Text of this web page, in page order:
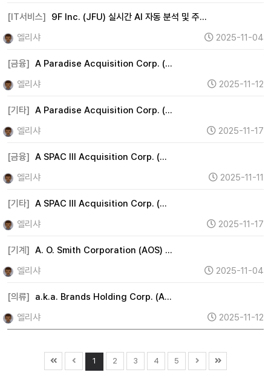
[IT서비스]
9F Inc. (JFU) 실시간 AI 자동 분석 및 주…
엘리샤
2025-11-04
[금융] A Paradise Acquisition Corp. (…
엘리샤
2025-11-12
[기타] A Paradise Acquisition Corp. (…
엘리샤
2025-11-17
[금융] A SPAC III Acquisition Corp. (…
엘리샤
2025-11-11
[기타] A SPAC III Acquisition Corp. (…
엘리샤
2025-11-17
[기계] A. O. Smith Corporation (AOS) …
엘리샤
2025-11-04
[의류]
a.k.a. Brands Holding Corp. (A…
엘리샤
2025-11-12
1 2 3 4 5